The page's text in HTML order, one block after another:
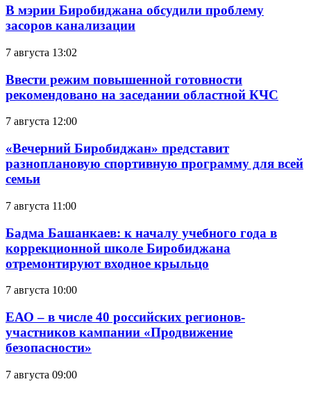
В мэрии Биробиджана обсудили проблему
засоров канализации
7 августа 13:02
Ввести режим повышенной готовности
рекомендовано на заседании областной КЧС
7 августа 12:00
«Вечерний Биробиджан» представит
разноплановую спортивную программу для всей
семьи
7 августа 11:00
Бадма Башанкаев: к началу учебного года в
коррекционной школе Биробиджана
отремонтируют входное крыльцо
7 августа 10:00
ЕАО – в числе 40 российских регионов-
участников кампании «Продвижение
безопасности»
7 августа 09:00